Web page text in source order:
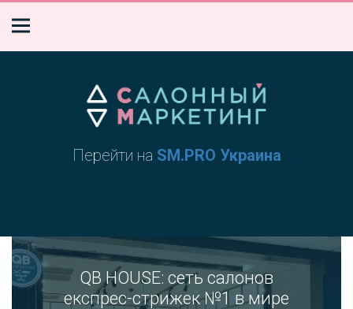
Перейти на SM.PRO Украина
QB HOUSE: сеть салонов
експрес-стрижек №1 в мире